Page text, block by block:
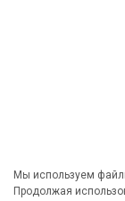
Мы используем
Продолжая